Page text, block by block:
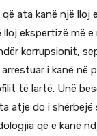
që ata kanë një
ekspertizë më e
korrupsionit,
arrestuar i kanë në
të lartë. Unë
atje do i
që e kanë